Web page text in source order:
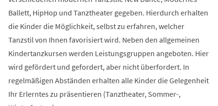
Ballett, HipHop und Tanztheater gegeben. Hierdurch erhalten
die Kinder die Möglichkeit, selbst zu erfahren, welcher
Tanzstil von Ihnen favorisiert wird. Neben den allgemeinen
Kindertanzkursen werden Leistungsgruppen angeboten. Hier
wird gefördert und gefordert, aber nicht überfordert. In
regelmäßigen Abständen erhalten alle Kinder die Gelegenheit
Ihr Erlerntes zu präsentieren (Tanztheater, Sommer-,